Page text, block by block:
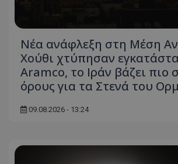
Νέα ανάφλεξη στη Μέση
Χούθι χτύπησαν
Aramco, το Ιράν βάζει πιο
όρους για τα Στενά του
09.08.2026 - 13:24
VISITOR_PRIVACY_METADATA